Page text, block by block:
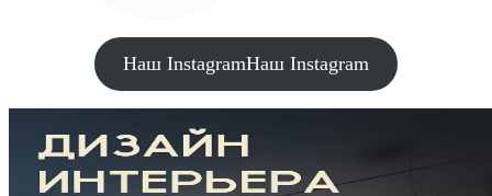
Наш InstagramНаш Instagram